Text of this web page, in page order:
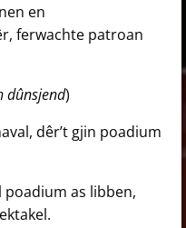
en
ferwachte patroan
dûnsjend)
dêr’t gjin poadium
as libben,